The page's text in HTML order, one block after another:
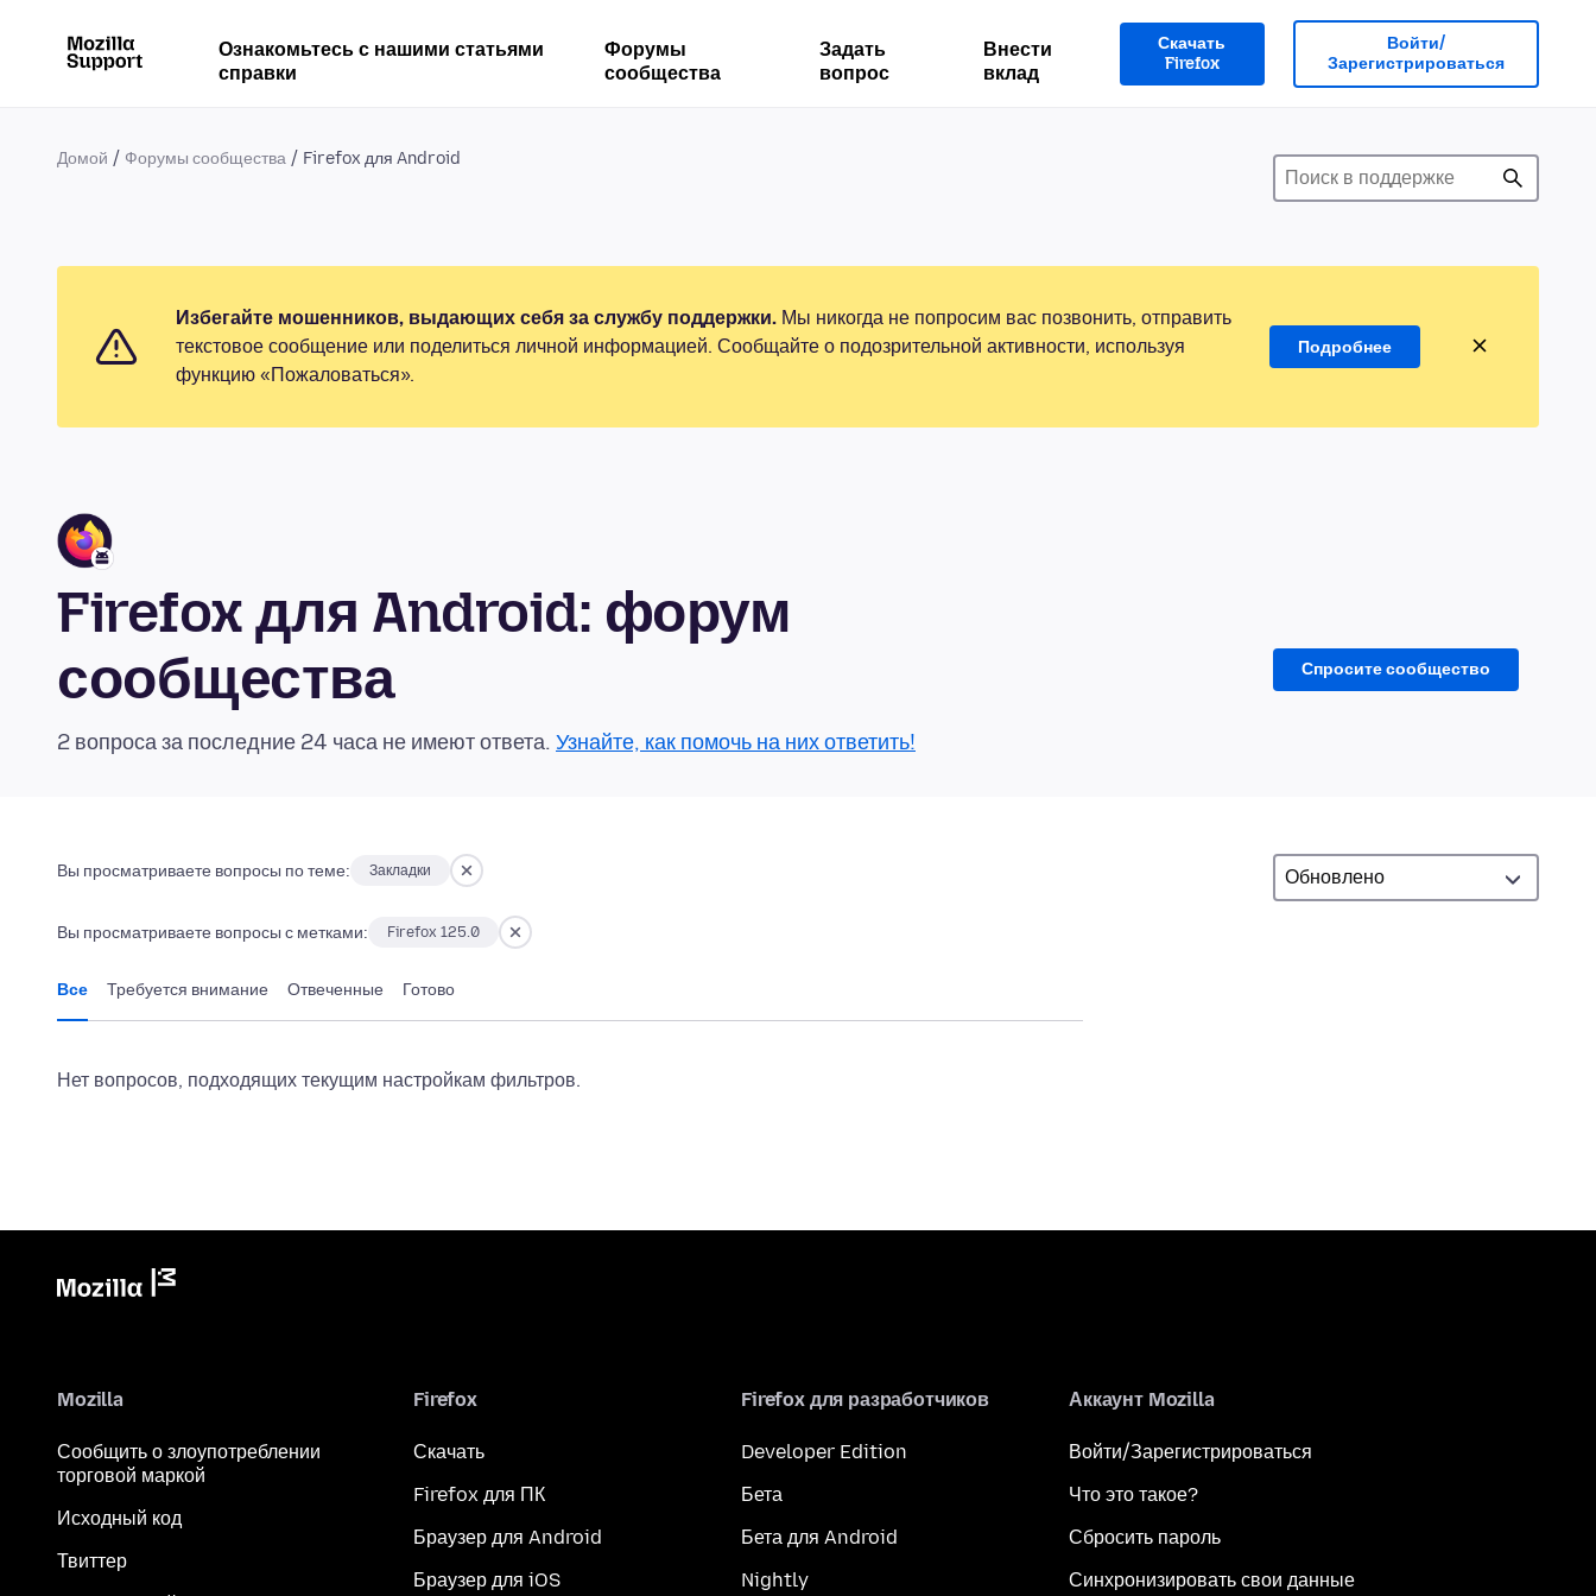
Ознакомьтесь с нашими статьями
справки
Форумы
сообщества
Задать
вопрос
Внести
вклад
Скачать
Firefox
Войти/
Зарегистрироваться
Домой Форумы сообщества Firefox для Android
Избегайте мошенников, выдающих себя за службу поддержки. Мы никогда не попросим вас позвонить, отправить
текстовое сообщение или поделиться личной информацией. Сообщайте о подозрительной активности, используя
функцию «Пожаловаться».
Подробнее
Firefox для Android: форум
сообщества
2 вопроса за последние 24 часа не имеют ответа. Узнайте, как помочь на них ответить!
Спросите сообщество
Вы просматриваете вопросы по теме: Закладки
Вы просматриваете вопросы с метками: Firefox 125.0
Все Требуется внимание Отвеченные Готово
Нет вопросов, подходящих текущим настройкам фильтров.
Mozilla
Сообщить о злоупотреблении
торговой маркой
Исходный код
Твиттер
Firefox
Скачать
Firefox для ПК
Браузер для Android
Браузер для iOS
Firefox для разработчиков
Developer Edition
Бета
Бета для Android
Nightly
Аккаунт Mozilla
Войти/Зарегистрироваться
Что это такое?
Сбросить пароль
Синхронизировать свои данные